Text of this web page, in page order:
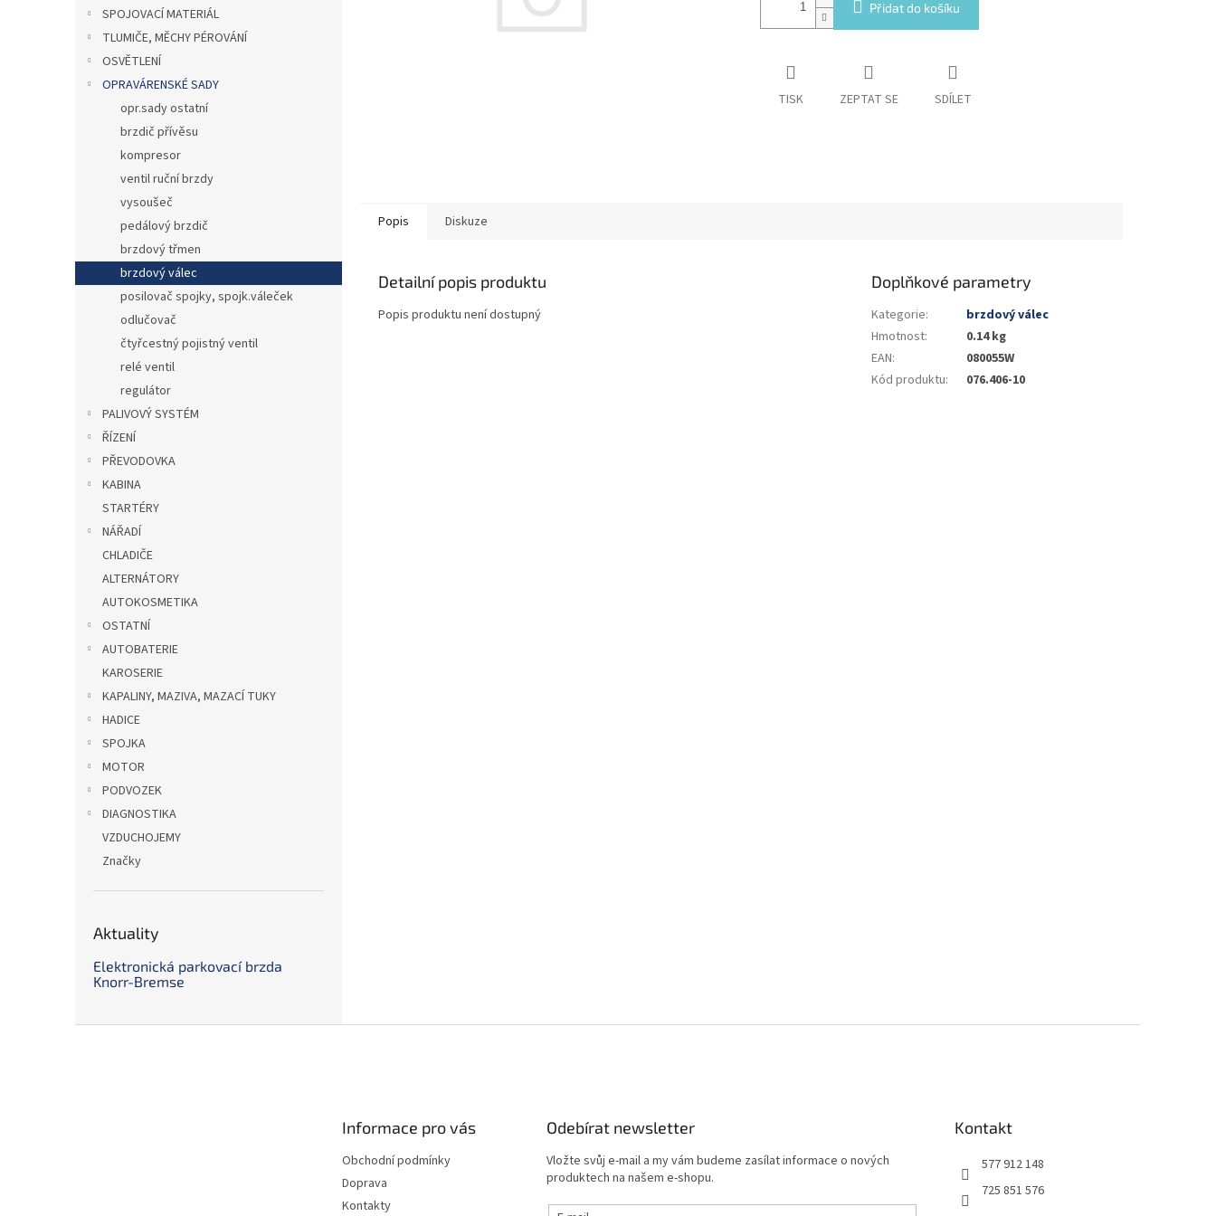
SPOJOVACÍ MATERIÁL
TLUMIČE, MĚCHY PÉROVÁNÍ
OSVĚTLENÍ
OPRAVÁRENSKÉ SADY
opr.sady ostatní
brzdič přívěsu
kompresor
ventil ruční brzdy
vysoušeč
pedálový brzdič
brzdový třmen
brzdový válec
posilovač spojky, spojk.váleček
odlučovač
čtyřcestný pojistný ventil
relé ventil
regulátor
PALIVOVÝ SYSTÉM
ŘÍZENÍ
PŘEVODOVKA
KABINA
STARTÉRY
NÁŘADÍ
CHLADIČE
ALTERNÁTORY
AUTOKOSMETIKA
OSTATNÍ
AUTOBATERIE
KAROSERIE
KAPALINY, MAZIVA, MAZACÍ TUKY
HADICE
SPOJKA
MOTOR
PODVOZEK
DIAGNOSTIKA
VZDUCHOJEMY
Značky
Aktuality
Elektronická parkovací brzda
Knorr-Bremse
Přidat do košíku
TISK ZEPTAT SE SDÍLET
Popis Diskuze
Detailní popis produktu
Popis produktu není dostupný
Doplňkové parametry
Kategorie:
brzdový válec
Hmotnost:
0.14 kg
EAN:
080055W
Kód produktu: 076.406-10
Informace pro vás
Obchodní podmínky
Doprava
Kontakty
Odebírat newsletter
Vložte svůj e-mail a my vám budeme zasílat informace o nových
produktech na našem e-shopu.
Kontakt
577 912 148
725 851 576